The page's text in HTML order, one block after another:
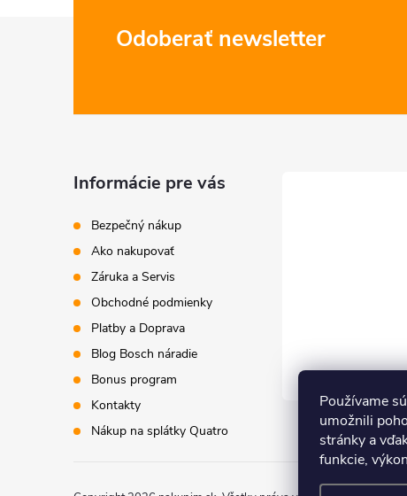
Používame
umožnili
stránky a
funkcie,
Odoberať newsletter
Informácie pre vás
Bezpečný nákup
Ako nakupovať
Záruka a Servis
Obchodné podmienky
Platby a Doprava
Blog Bosch náradie
Bonus program
Kontakty
Nákup na splátky Quatro